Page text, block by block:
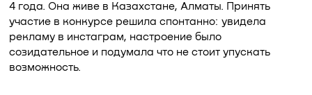
4 года. Она живе в Казахстане, Алматы. Принять
участие в конкурсе решила спонтанно: увидела
рекламу в инстаграм, настроение было
созидательное и подумала что не стоит упускать
возможность.